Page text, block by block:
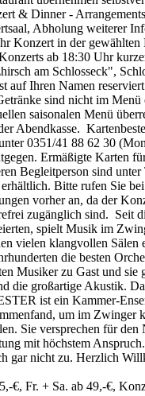
& Dinner -
Abholung weiterer
Konzert in der gewählten
ab 18:30 Uhr
am Schlosseck",
auf Ihren Namen
sind nicht im Menü
saisonalen Menü
Abendkasse.
0351/41 88 62 30
Ermäßigte Karten
Begleitperson sind
Bitte rufen Sie bei
vorher an, da der
zugänglich sind. Seit
spielt Musik im
vielen klangvollen Sälen
die besten
Musiker zu Gast und sie
die großartige Akustik.
ist ein Kammer-
um im Zwinger
Sie versprechen für den
mit höchstem
gar nicht zu. Herzlich
€, Fr. + Sa. ab 49,-€,